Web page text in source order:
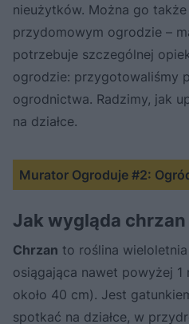
nieużytków. Można go
przydomowym ogrodzie –
potrzebuje szczególnej
ogrodzie: przygotowaliśmy
ogrodnictwa. Radzimy, jak
na działce.
Murator Ogroduje #2:
Jak wygląda
Chrzan to roślina
osiągająca nawet powyżej
około 40 cm). Jest
spotkać na działce, w